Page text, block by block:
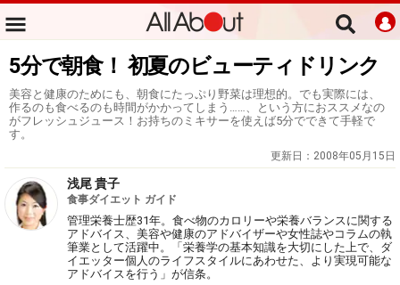
5分で朝食！ 初夏のビューティドリンク
美容と健康のためにも、朝食にたっぷり野菜は理想的。でも実際には、
作るのも食べるのも時間がかかってしまう……、という方におススメなの
がフレッシュジュース！お持ちのミキサーを使えば5分でできて手軽で
す。
更新日： 2008年05月15日
浅尾 貴子
食事ダイエット ガイド
管理栄養士歴31年。食べ物のカロリーや栄養バランスに関する
アドバイス、美容や健康のアドバイザーや女性誌やコラムの執
筆業として活躍中。「栄養学の基本知識を大切にした上で、ダ
イエッター個人のライフスタイルにあわせた、より実現可能な
アドバイスを行う」が信条。